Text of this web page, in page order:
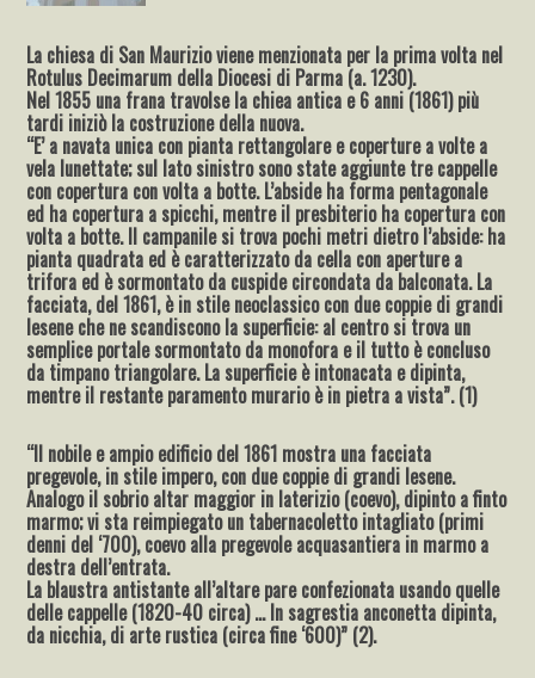
La chiesa di San Maurizio viene menzionata per la prima volta nel
Rotulus Decimarum della Diocesi di Parma (a. 1230).
Nel 1855 una frana travolse la chiea antica e 6 anni (1861) più
tardi iniziò la costruzione della nuova.
“E’ a navata unica con pianta rettangolare e coperture a volte a
vela lunettate; sul lato sinistro sono state aggiunte tre cappelle
con copertura con volta a botte. L’abside ha forma pentagonale
ed ha copertura a spicchi, mentre il presbiterio ha copertura con
volta a botte. Il campanile si trova pochi metri dietro l’abside: ha
pianta quadrata ed è caratterizzato da cella con aperture a
trifora ed è sormontato da cuspide circondata da balconata. La
facciata, del 1861, è in stile neoclassico con due coppie di grandi
lesene che ne scandiscono la superficie: al centro si trova un
semplice portale sormontato da monofora e il tutto è concluso
da timpano triangolare. La superficie è intonacata e dipinta,
mentre il restante paramento murario è in pietra a vista”. (1)
“Il nobile e ampio edificio del 1861 mostra una facciata
pregevole, in stile impero, con due coppie di grandi lesene.
Analogo il sobrio altar maggior in laterizio (coevo), dipinto a finto
marmo; vi sta reimpiegato un tabernacoletto intagliato (primi
denni del ‘700), coevo alla pregevole acquasantiera in marmo a
destra dell’entrata.
La blaustra antistante all’altare pare confezionata usando quelle
delle cappelle (1820-40 circa) … In sagrestia anconetta dipinta,
da nicchia, di arte rustica (circa fine ‘600)” (2).